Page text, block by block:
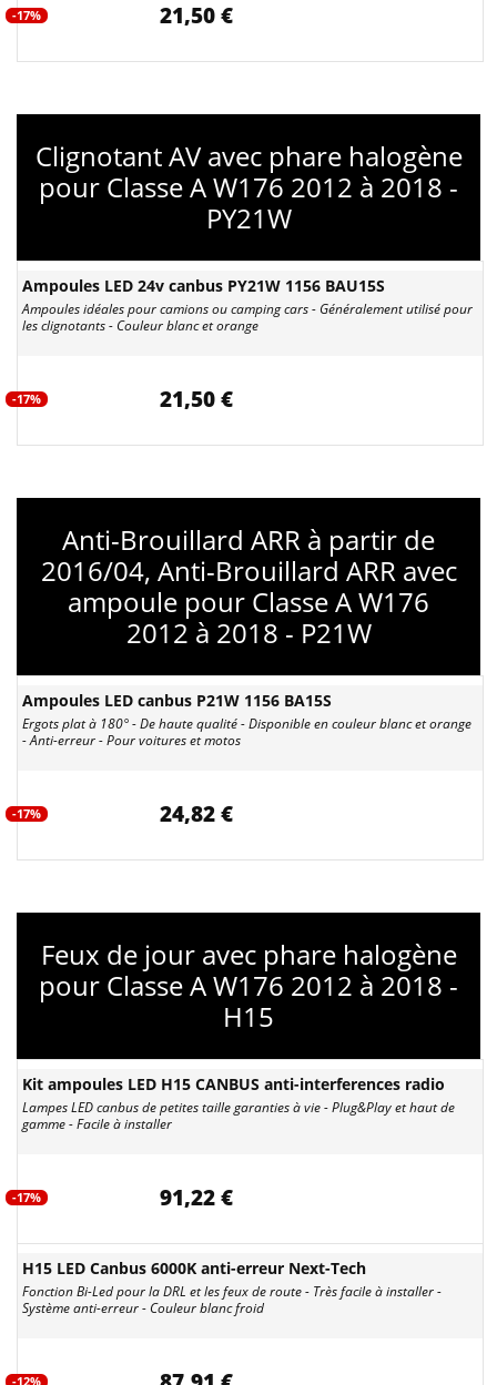
-17% 21,50 €
Clignotant AV avec phare halogène
pour Classe A W176 2012 à 2018 -
PY21W
Ampoules LED 24v canbus PY21W 1156 BAU15S
Ampoules idéales pour camions ou camping cars - Généralement utilisé pour
les clignotants - Couleur blanc et orange
-17% 21,50 €
Anti-Brouillard ARR à partir de
2016/04, Anti-Brouillard ARR avec
ampoule pour Classe A W176
2012 à 2018 - P21W
Ampoules LED canbus P21W 1156 BA15S
Ergots plat à 180° - De haute qualité - Disponible en couleur blanc et orange
- Anti-erreur - Pour voitures et motos
-17% 24,82 €
Feux de jour avec phare halogène
pour Classe A W176 2012 à 2018 -
H15
Kit ampoules LED H15 CANBUS anti-interferences radio
Lampes LED canbus de petites taille garanties à vie - Plug&Play et haut de
gamme - Facile à installer
-17% 91,22 €
H15 LED Canbus 6000K anti-erreur Next-Tech
Fonction Bi-Led pour la DRL et les feux de route - Très facile à installer -
Système anti-erreur - Couleur blanc froid
-12%